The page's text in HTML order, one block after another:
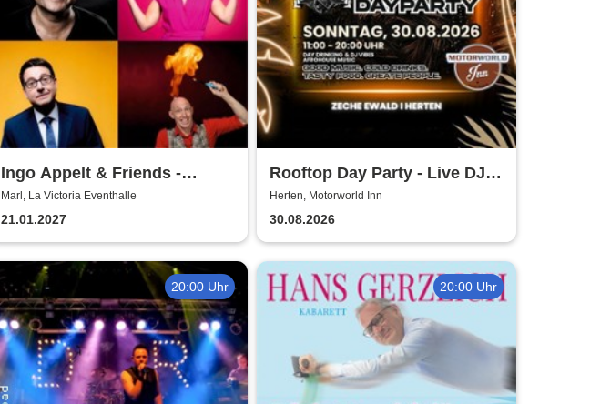
Ingo Appelt & Friends -
Püttkultur Comedy XXL
Marl, La Victoria Eventhalle
21.01.2027
Rooftop Day Party - Live DJ,
Afro House & Summervibes |
Motorworld Inn Herten
Herten, Motorworld Inn
30.08.2026
20:00 Uhr 20:00 Uhr